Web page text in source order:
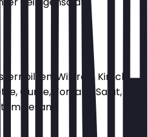
Wildreis, Kimchi,
Gurke, Tomate, Salat,
Sesam